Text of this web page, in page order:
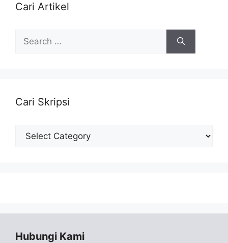
Cari Artikel
Search
for:
Cari Skripsi
Cari
Hubungi Kami